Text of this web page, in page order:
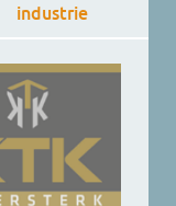
industrie